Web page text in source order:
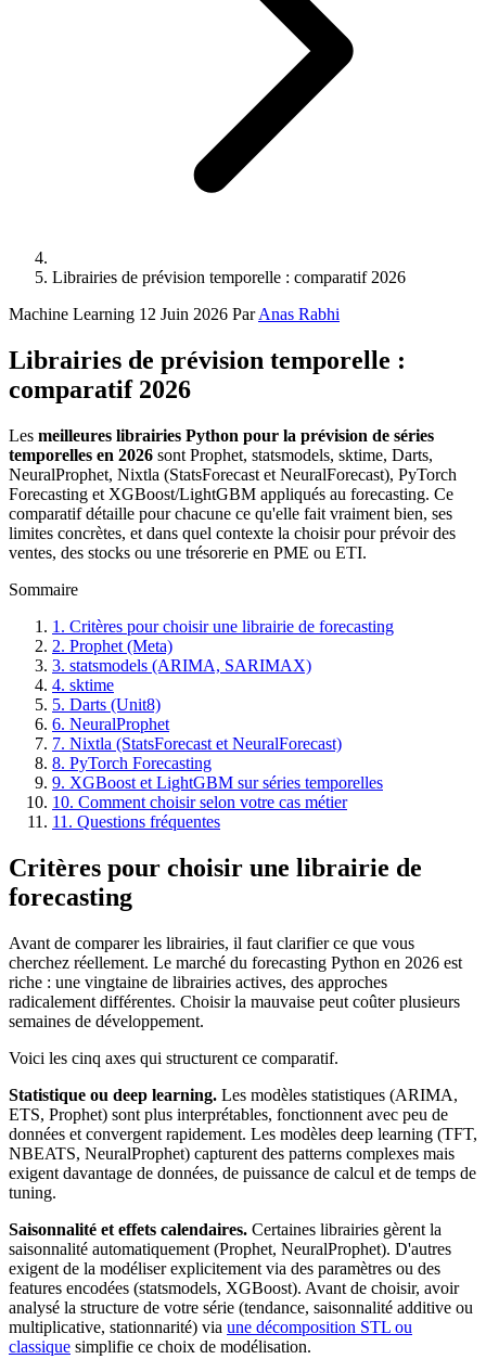
Librairies de prévision temporelle : comparatif 2026
Machine Learning 12 Juin 2026 ParAnas Rabhi
Librairies de prévision temporelle :
comparatif 2026
Les meilleures librairies Python pour la prévision de séries
temporelles en 2026 sont Prophet, statsmodels, sktime, Darts,
NeuralProphet, Nixtla (StatsForecast et NeuralForecast), PyTorch
Forecasting et XGBoost/LightGBM appliqués au forecasting. Ce
comparatif détaille pour chacune ce qu'elle fait vraiment bien, ses
limites concrètes, et dans quel contexte la choisir pour prévoir des
ventes, des stocks ou une trésorerie en PME ou ETI.
Sommaire
1. Critères pour choisir une librairie de forecasting
2. Prophet (Meta)
3. statsmodels (ARIMA, SARIMAX)
4. sktime
5. Darts (Unit8)
6. NeuralProphet
7. Nixtla (StatsForecast et NeuralForecast)
8. PyTorch Forecasting
9. XGBoost et LightGBM sur séries temporelles
10. Comment choisir selon votre cas métier
11. Questions fréquentes
Critères pour choisir une librairie de
forecasting
Avant de comparer les librairies, il faut clarifier ce que vous
cherchez réellement. Le marché du forecasting Python en 2026 est
riche : une vingtaine de librairies actives, des approches
radicalement différentes. Choisir la mauvaise peut coûter plusieurs
semaines de développement.
Voici les cinq axes qui structurent ce comparatif.
Statistique ou deep learning. Les modèles statistiques (ARIMA,
ETS, Prophet) sont plus interprétables, fonctionnent avec peu de
données et convergent rapidement. Les modèles deep learning (TFT,
NBEATS, NeuralProphet) capturent des patterns complexes mais
exigent davantage de données, de puissance de calcul et de temps de
tuning.
Saisonnalité et effets calendaires. Certaines librairies gèrent la
saisonnalité automatiquement (Prophet, NeuralProphet). D'autres
exigent de la modéliser explicitement via des paramètres ou des
features encodées (statsmodels, XGBoost). Avant de choisir, avoir
analysé la structure de votre série (tendance, saisonnalité additive ou
multiplicative, stationnarité) via une décomposition STL ou
classique simplifie ce choix de modélisation.